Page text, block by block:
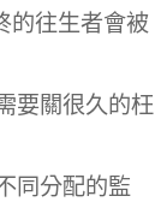
的往生者會被
要關很久的枉
同分配的監